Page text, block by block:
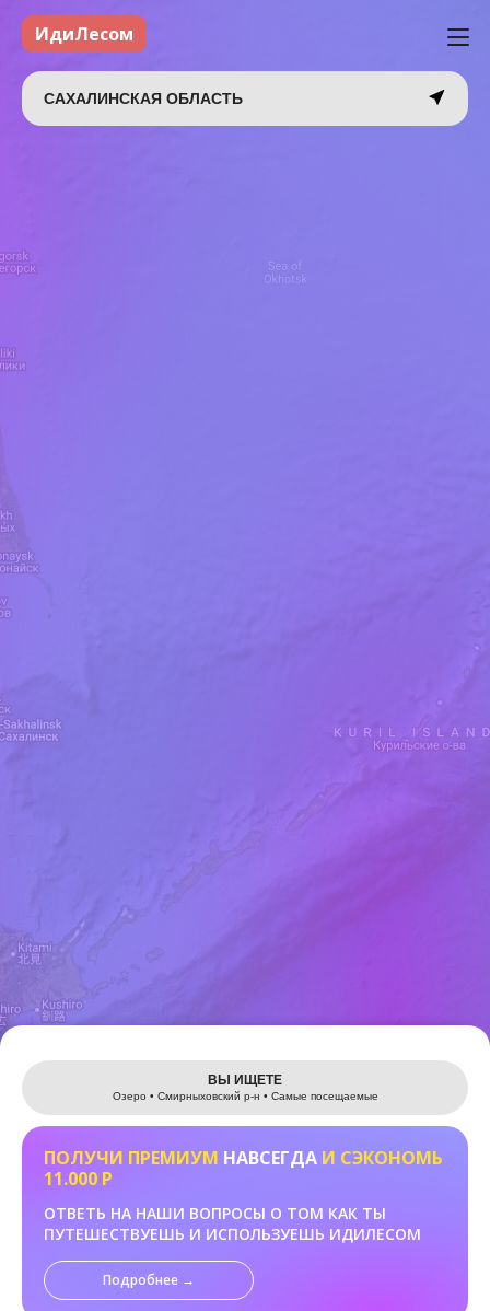
Leaflet
ИдиЛесом
САХАЛИНСКАЯ ОБЛАСТЬ
ВЫ ИЩЕТЕ
Озеро • Смирныховский р-н • Самые посещаемые
ПОЛУЧИ ПРЕМИУМ НАВСЕГДА И СЭКОНОМЬ
11.000 Р
ОТВЕТЬ НА НАШИ ВОПРОСЫ О ТОМ КАК ТЫ
ПУТЕШЕСТВУЕШЬ И ИСПОЛЬЗУЕШЬ ИДИЛЕСОМ
Подробнее →